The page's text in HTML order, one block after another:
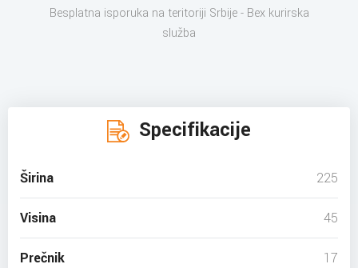
Besplatna isporuka na teritoriji Srbije - Bex kurirska
služba
Specifikacije
Širina 225
Visina 45
Prečnik 17